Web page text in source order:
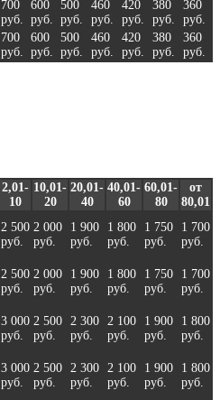
700
руб.
600
руб.
500
руб.
460
руб.
420
руб.
380
руб.
360
руб.
700
руб.
600
руб.
500
руб.
460
руб.
420
руб.
380
руб.
360
руб.
2,01-
10
10,01-
20
20,01-
40
40,01-
60
60,01-
80
от
80,01
2 500
руб.
2 000
руб.
1 900
руб.
1 800
руб.
1 750
руб.
1 700
руб.
2 500
руб.
2 000
руб.
1 900
руб.
1 800
руб.
1 750
руб.
1 700
руб.
3 000
руб.
2 500
руб.
2 300
руб.
2 100
руб.
1 900
руб.
1 800
руб.
3 000
руб.
2 500
руб.
2 300
руб.
2 100
руб.
1 900
руб.
1 800
руб.